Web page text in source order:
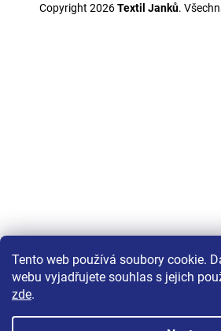
Tento web používá soubory cookie.
webu vyjadřujete souhlas s jejich
zde.
Copyright 2026Textil Janků.